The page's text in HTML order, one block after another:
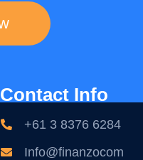
Contact Info
+61 3 8376 6284
Info@finanzocom